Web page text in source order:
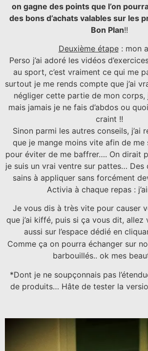
on gagne des points que l’on
des bons d’achats valables sur les
Bon Plan!!
Deuxième étape: mon
Perso j’ai adoré les vidéos
au sport, c’est vraiment ce qui me
surtout je me rends compte que j’ai
négliger cette partie de mon
mais jamais je ne fais d’abdos ou
craint !!
Sinon parmi les autres conseils, j’ai
que je mange moins vite afin de me
pour éviter de me baffrer…. On dirait
je suis un vrai ventre sur pattes… Des
sains à appliquer sans forcément
Activia à chaque repas :
Je vous dis à très vite pour causer
que j’ai kiffé, puis si ça vous dit, allez
aussi sur l’espace dédié en
Comme ça on pourra échanger sur
barbouillés.. ok mes
*Dont je ne soupçonnais pas
de produits… Hâte de tester la